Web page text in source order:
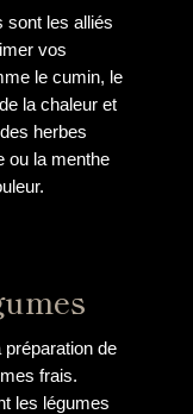
sont les alliés
vos
le cumin, le
la chaleur et
herbes
ou la menthe
de
frais.
les légumes